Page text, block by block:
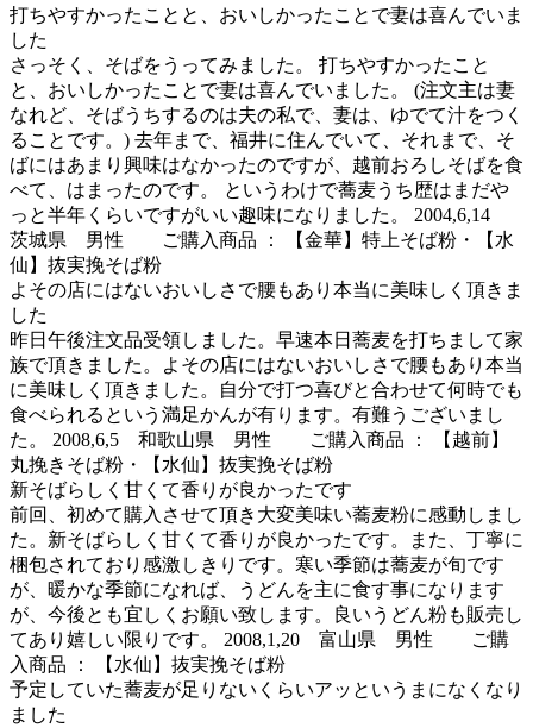
打ちやすかったことと、おいしかったことで妻は喜んでいま
した
さっそく、そばをうってみました。 打ちやすかったこと
と、おいしかったことで妻は喜んでいました。 (注文主は妻
なれど、そばうちするのは夫の私で、妻は、ゆでて汁をつく
ることです。) 去年まで、福井に住んでいて、それまで、そ
ばにはあまり興味はなかったのですが、越前おろしそばを食
べて、はまったのです。 というわけで蕎麦うち歴はまだや
っと半年くらいですがいい趣味になりました。 2004,6,14
茨城県 男性 ご購入商品 ： 【金華】特上そば粉・【水
仙】抜実挽そば粉
よその店にはないおいしさで腰もあり本当に美味しく頂きま
した
昨日午後注文品受領しました。早速本日蕎麦を打ちまして家
族で頂きました。よその店にはないおいしさで腰もあり本当
に美味しく頂きました。自分で打つ喜びと合わせて何時でも
食べられるという満足かんが有ります。有難うございまし
た。 2008,6,5 和歌山県 男性 ご購入商品 ： 【越前】
丸挽きそば粉・【水仙】抜実挽そば粉
新そばらしく甘くて香りが良かったです
前回、初めて購入させて頂き大変美味い蕎麦粉に感動しまし
た。新そばらしく甘くて香りが良かったです。また、丁寧に
梱包されており感激しきりです。寒い季節は蕎麦が旬です
が、暖かな季節になれば、うどんを主に食す事になります
が、今後とも宜しくお願い致します。良いうどん粉も販売し
てあり嬉しい限りです。 2008,1,20 富山県 男性 ご購
入商品 ： 【水仙】抜実挽そば粉
予定していた蕎麦が足りないくらいアッというまになくなり
ました